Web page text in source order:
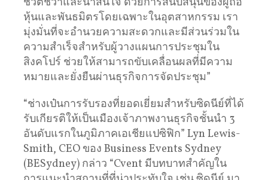
หุ้นและพันธมิตรโดยเฉพาะในอุตสาหกรรม เรา
มุ่งมั่นที่จะอำนวยความสะดวกและมีส่วนร่วมใน
ความสำเร็จสำหรับผู้วางแผนการประชุมใน
สิงคโปร์ ช่วยให้สามารถขับเคลื่อนผลที่มีความ
หมายและยั่งยืนผ่านธุรกิจการจัดประชุม”
“ช่างเป๋นการรับรองที่ยอดเยี่ยมสำหรับซิดนีย์ที่ได้
รับเกียรติให้เป็นเมืองเจ้าภาพงานธุรกิจชั้นนำ 3
อันดับแรกในภูมิภาคเอเชียแปซิฟิก” Lyn Lewis-
Smith, CEO ของ Business Events Sydney
(BESydney) กล่าว “Cvent มีบทบาทสำคัญใน